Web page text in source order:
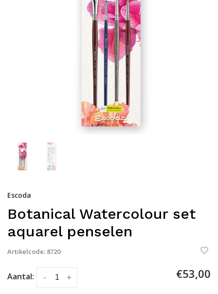
Escoda
Botanical Watercolour set
aquarel penselen
Artikelcode: 8720
Aantal: +
- €53,00